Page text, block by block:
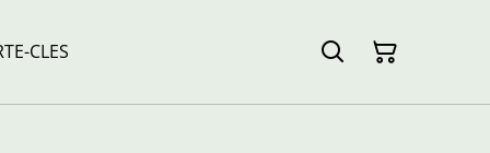
CLES